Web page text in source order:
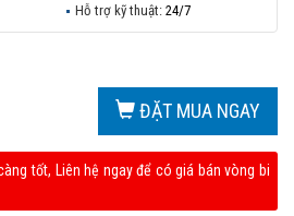
Hỗ trợ kỹ thuật: 24/7
ĐẶT MUA NGAY
tốt, Liên hệ ngay để có giá bán vòng bi